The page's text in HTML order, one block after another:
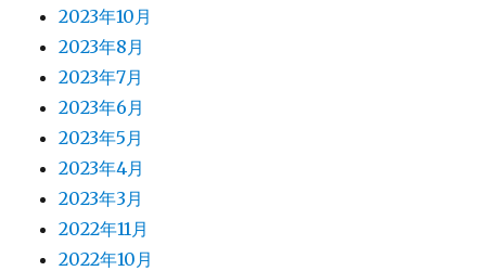
2023年10月
2023年8月
2023年7月
2023年6月
2023年5月
2023年4月
2023年3月
2022年11月
2022年10月